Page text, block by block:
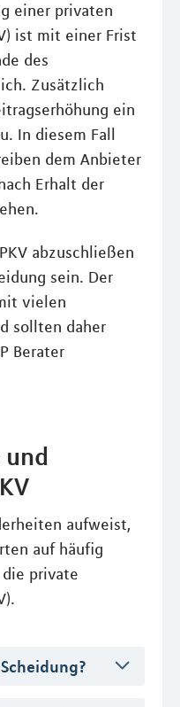
einer privaten
ist mit einer Frist
des
Zusätzlich
ein
In diesem Fall
dem Anbieter
Erhalt der
abzuschließen
sein. Der
vielen
sollten daher
Berater
aufweist,
auf häufig
private